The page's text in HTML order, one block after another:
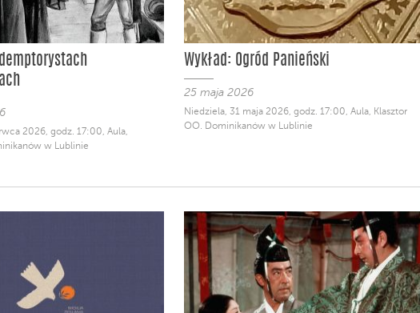
2026, godz. 17:00, Aula,
w Lublinie
Wykład: Ogród Panieński
25 maja 2026
Niedziela, 31 maja 2026, godz. 17:00, Aula, Klasztor
OO. Dominikanów w Lublinie